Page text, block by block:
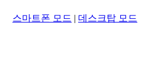
스마트폰 모드 | 데스크탑 모드